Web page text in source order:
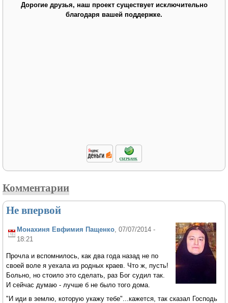
Дорогие друзья, наш проект существует исключительно
благодаря вашей поддержке.
Комментарии
Не впервой
Монахиня Евфимия Пащенко, 07/07/2014 -
18:21
Прочла и вспомнилось, как два года назад не по
своей воле я уехала из родных краев. Что ж, пусть!
Больно, но стоило это сделать, раз Бог судил так.
И сейчас думаю - лучше б не было того дома.
"И иди в землю, которую укажу тебе"...кажется, так сказал Господь